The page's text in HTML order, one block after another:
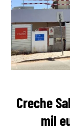
Creche
mil